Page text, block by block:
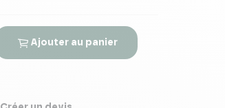
Ajouter au panier